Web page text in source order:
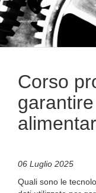
Corso
06 Luglio 2025
Quali sono le